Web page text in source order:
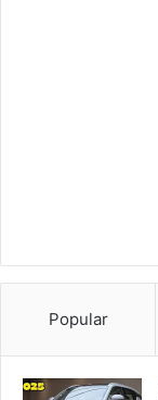
Popular